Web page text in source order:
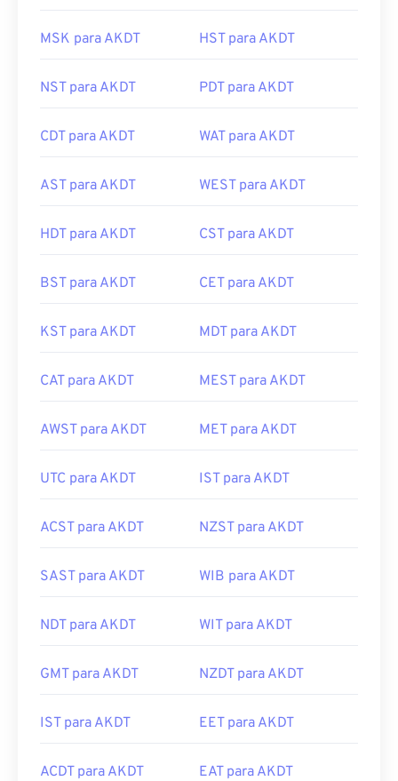
MSK para AKDT HST para AKDT
NST para AKDT PDT para AKDT
CDT para AKDT WAT para AKDT
AST para AKDT WEST para AKDT
HDT para AKDT CST para AKDT
BST para AKDT CET para AKDT
KST para AKDT MDT para AKDT
CAT para AKDT MEST para AKDT
AWST para AKDT MET para AKDT
UTC para AKDT IST para AKDT
ACST para AKDT NZST para AKDT
SAST para AKDT WIB para AKDT
NDT para AKDT WIT para AKDT
GMT para AKDT NZDT para AKDT
IST para AKDT EET para AKDT
ACDT para AKDT EAT para AKDT